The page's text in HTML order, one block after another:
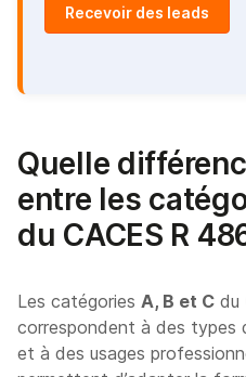
Recevoir des leads
Quelle
entre les
du CACES R
Les catégories A, B et C du
correspondent à des types
et à des usages